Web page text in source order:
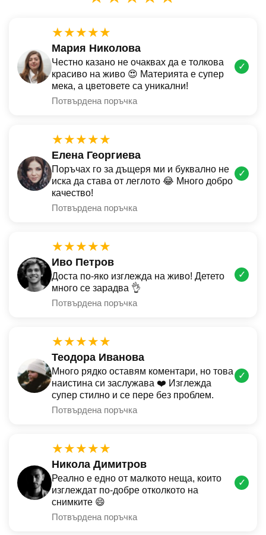
★★★★★
Мария Николова
Честно казано не очаквах да е толкова
красиво на живо 😍 Материята е супер
мека, а цветовете са уникални!
Потвърдена поръчка
✓
★★★★★
Елена Георгиева
Поръчах го за дъщеря ми и буквално не
иска да става от леглото 😂 Много добро
качество!
Потвърдена поръчка
✓
★★★★★
Иво Петров
Доста по-яко изглежда на живо! Детето
много се зарадва 👌
Потвърдена поръчка
✓
★★★★★
Теодора Иванова
Много рядко оставям коментари, но това
наистина си заслужава ❤️ Изглежда
супер стилно и се пере без проблем.
Потвърдена поръчка
✓
★★★★★
Никола Димитров
Реално е едно от малкото неща, които
изглеждат по-добре отколкото на
снимките 😄
Потвърдена поръчка
✓